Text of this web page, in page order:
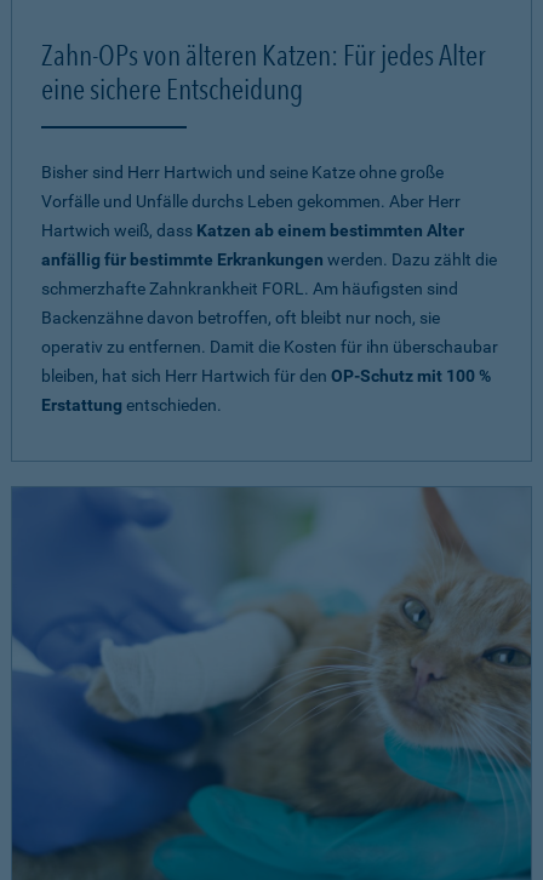
Zahn-OPs von älteren Katzen: Für jedes Alter
eine sichere Entscheidung
Bisher sind Herr Hartwich und seine Katze ohne große
Vorfälle und Unfälle durchs Leben gekommen. Aber Herr
Hartwich weiß, dass Katzen ab einem bestimmten Alter
anfällig für bestimmte Erkrankungen werden. Dazu zählt die
schmerzhafte Zahnkrankheit FORL. Am häufigsten sind
Backenzähne davon betroffen, oft bleibt nur noch, sie
operativ zu entfernen. Damit die Kosten für ihn überschaubar
bleiben, hat sich Herr Hartwich für den OP-Schutz mit 100 %
Erstattung entschieden.